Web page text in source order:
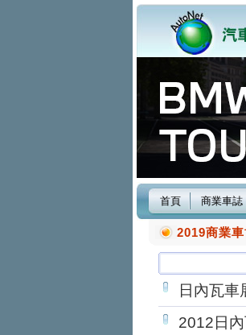
首頁 商業車誌
2019商業
日內瓦
2012日